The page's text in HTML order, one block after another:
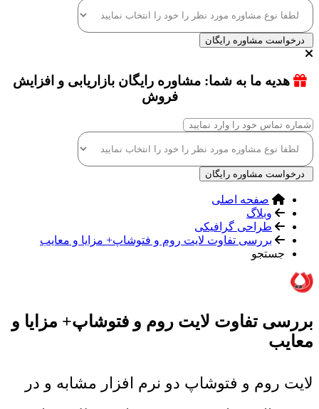
درخواست مشاوره رایگان
هدیه ما به شما: مشاوره رایگان بازاریابی و افزایش
فروش
درخواست مشاوره رایگان
صفحه اصلی
وبلاگ
طراحی گرافیکی
بررسی تفاوت لایت روم و فتوشاپ+ مزایا و معایب
جستجو
بررسی تفاوت لایت روم و فتوشاپ+ مزایا و
معایب
لایت روم و فتوشاپ دو نرم افزار مشابه و در